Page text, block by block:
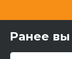
Ранее